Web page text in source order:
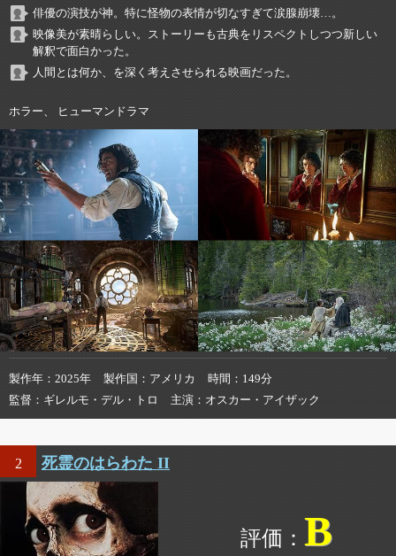
俳優の演技が神。特に怪物の表情が切なすぎて涙腺崩壊…。
映像美が素晴らしい。ストーリーも古典をリスペクトしつつ新しい
解釈で面白かった。
人間とは何か、を深く考えさせられる映画だった。
ホラー、 ヒューマンドラマ
製作年 2025年 製作国 アメリカ 時間
149分
監督
ギレルモ・デル・トロ 主演 オスカー・アイザック
2 死霊のはらわた II
B